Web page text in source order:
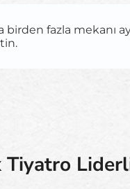
fazla mekanı
Tiyatro